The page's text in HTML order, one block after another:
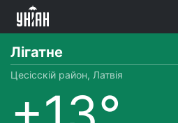
Лігатне
Цесісскій район, Латвія